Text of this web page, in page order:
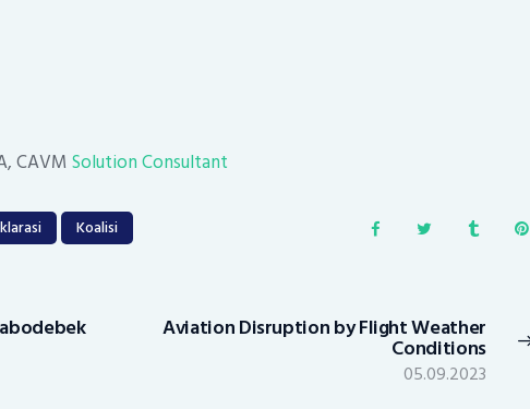
CAVM Solution Consultant
Koalisi
Next
post:
Aviation Disruption by Flight Weather
Conditions
05.09.2023